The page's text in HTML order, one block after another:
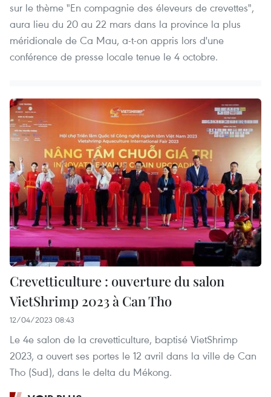
sur le thème "En compagnie des éleveurs de crevettes",
aura lieu du 20 au 22 mars dans la province la plus
méridionale de Ca Mau, a-t-on appris lors d'une
conférence de presse locale tenue le 4 octobre.
Crevetticulture : ouverture du salon
VietShrimp 2023 à Can Tho
12/04/2023 08:43
Le 4e salon de la crevetticulture, baptisé VietShrimp
2023, a ouvert ses portes le 12 avril dans la ville de Can
Tho (Sud), dans le delta du Mékong.